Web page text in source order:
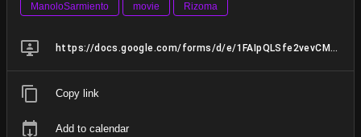
ManoloSarmiento
movie Rizoma
https://docs.google.com/forms/d/e/1FAIpQLSfe2vevCMC-L0dLdPmB5z8s9LRJoe68fCQI5hVQKucPI-XreA/viewform
Copy link
Add to calendar